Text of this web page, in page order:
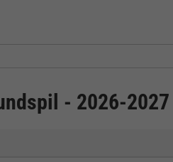
- 2026-2027